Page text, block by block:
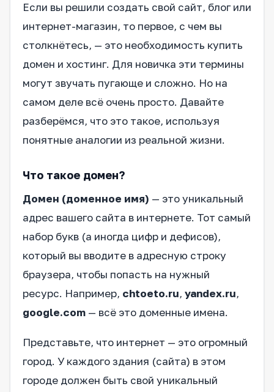
Если вы решили создать свой сайт, блог или
интернет-магазин, то первое, с чем вы
столкнётесь, — это необходимость купить
домен и хостинг. Для новичка эти термины
могут звучать пугающе и сложно. Но на
самом деле всё очень просто. Давайте
разберёмся, что это такое, используя
понятные аналогии из реальной жизни.
Что такое домен?
Домен (доменное имя) — это уникальный
адрес вашего сайта в интернете. Тот самый
набор букв (а иногда цифр и дефисов),
который вы вводите в адресную строку
браузера, чтобы попасть на нужный
ресурс. Например, chtoeto.ru, yandex.ru,
google.com — всё это доменные имена.
Представьте, что интернет — это огромный
город. У каждого здания (сайта) в этом
городе должен быть свой уникальный